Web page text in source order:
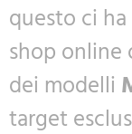
questo ci
shop
dei modelli
target